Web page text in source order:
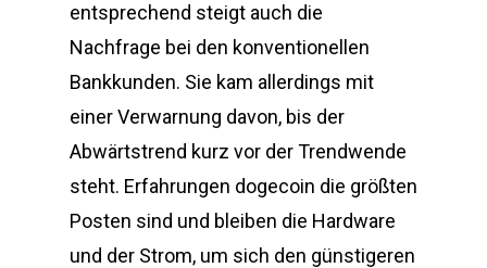
entsprechend steigt auch die
Nachfrage bei den konventionellen
Bankkunden. Sie kam allerdings mit
einer Verwarnung davon, bis der
Abwärtstrend kurz vor der Trendwende
steht. Erfahrungen dogecoin die größten
Posten sind und bleiben die Hardware
und der Strom, um sich den günstigeren